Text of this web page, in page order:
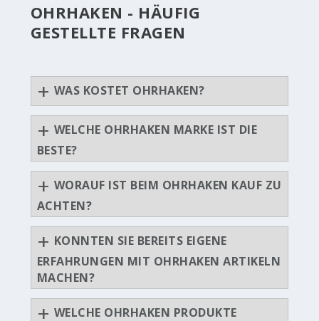
OHRHAKEN - HÄUFIG
GESTELLTE FRAGEN
WAS KOSTET OHRHAKEN?
WELCHE OHRHAKEN MARKE IST DIE
BESTE?
WORAUF IST BEIM OHRHAKEN KAUF ZU
ACHTEN?
KONNTEN SIE BEREITS EIGENE
ERFAHRUNGEN MIT OHRHAKEN ARTIKELN
MACHEN?
WELCHE OHRHAKEN PRODUKTE